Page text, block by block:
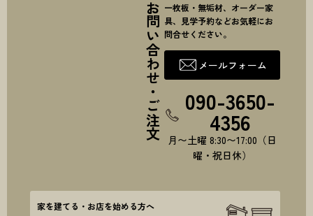
お問い合わせ・ご注文 一枚板・無垢材、オーダー家
具、見学予約などお気軽にお
問合せください。
メールフォーム
090-3650-
4356
月〜土曜 8:30〜17:00（日
曜・祝日休）
家を建てる・お店を始める方へ